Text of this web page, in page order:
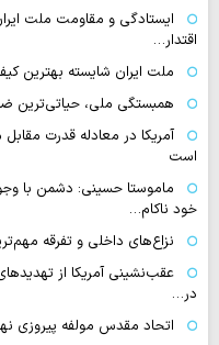
ایستادگی و مقاومت ملت
اقتدار…
ملت ایران شایسته بهترین
همبستگی ملی، حیاتی‌ترین
آمریکا در معادله قدرت
است
ماموستا حسینی: دشمن با
خود ناکام…
نزاع‌های داخلی و تفرقه
عقب‌نشینی آمریکا از
در…
اتحاد مقدس مولفه پیروزی